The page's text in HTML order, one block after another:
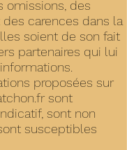
omissions, des
carences dans la
soient de son fait
partenaires qui lui
proposées sur
sont
sont non
susceptibles